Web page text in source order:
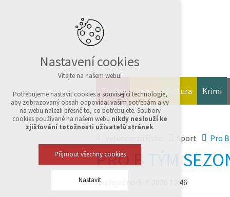
Zprávy Sport Kultura Krimi
Sport Pro
PRO B TÝM
Zveřejněno 9. 2. 2026 12:46
Nastavení cookies
Vítejte na našem webu!
Potřebujeme nastavit cookies a související technologie,
aby zobrazovaný obsah odpovídal vašim potřebám a vy
na webu nalezli přesně to, co potřebujete. Soubory
cookies používané na našem webu nikdy neslouží ke
zjišťování totožnosti uživatelů stránek.
Přijmout všechny cookies
Nastavit